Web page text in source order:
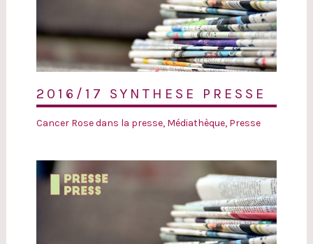
2016/17 SYNTHESE PRESSE
Cancer Rose dans la presse, Médiathèque, Presse